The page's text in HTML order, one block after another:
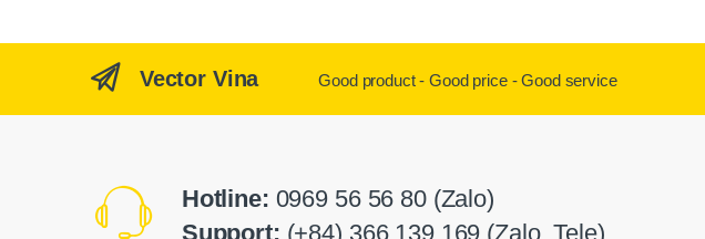
Vector Vina Good product - Good price - Good service
Hotline: 0969 56 56 80 (Zalo)
Support: (+84) 366 139 169 (Zalo, Tele)